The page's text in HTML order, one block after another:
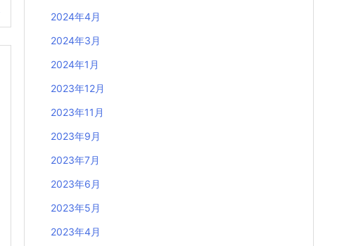
2024年4月
2024年3月
2024年1月
2023年12月
2023年11月
2023年9月
2023年7月
2023年6月
2023年5月
2023年4月